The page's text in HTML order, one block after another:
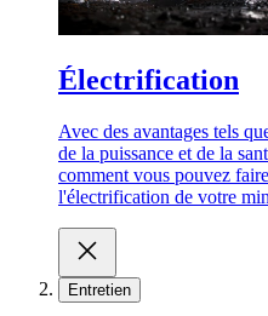
Électrification
Avec des avantages tels
de la puissance et de la
comment vous pouvez
l'électrification de votre
Entretien